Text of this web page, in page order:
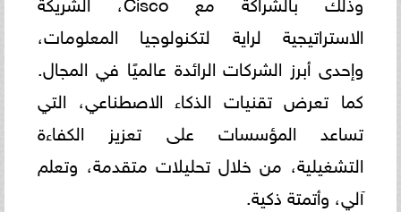
الاستراتيجية لراية لتكنولوجيا المعلومات،
وإحدى أبرز الشركات الرائدة عالميًا في المجال.
كما تعرض تقنيات الذكاء الاصطناعي، التي
تساعد المؤسسات على تعزيز الكفاءة
التشغيلية، من خلال تحليلات متقدمة، وتعلم
آلي، وأتمتة ذكية.